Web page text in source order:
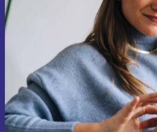
Ne manquez plus
S'inscrire
Retrouvez les informations sur l'utilisation
dans notre
politique de confidentialité.